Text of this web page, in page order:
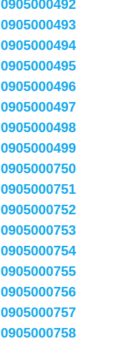
0905000492
0905000493
0905000494
0905000495
0905000496
0905000497
0905000498
0905000499
0905000750
0905000751
0905000752
0905000753
0905000754
0905000755
0905000756
0905000757
0905000758